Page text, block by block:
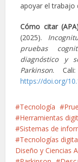
apoyar el trabajo
Cómo citar
(2025).
pruebas
diagnóstico y
Parkinson. Cali:
https://doi.org/
Tecnología
Herramientas
Sistemas de
Tecnologías
Diseño y Ciencias